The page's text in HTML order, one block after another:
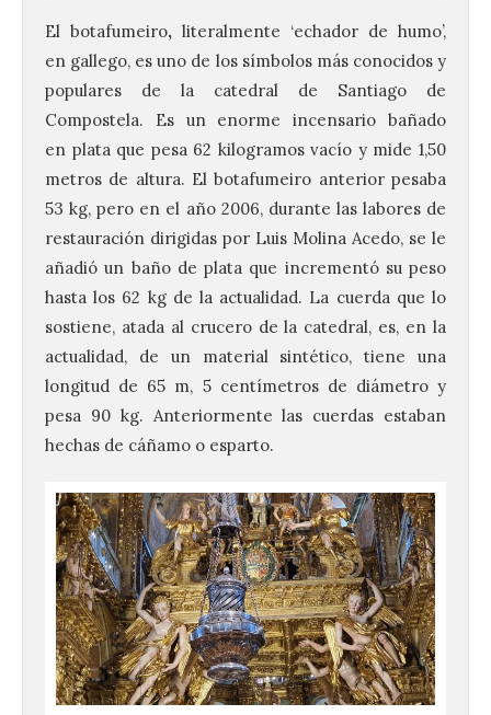
El botafumeiro, literalmente ‘echador de humo’,
en gallego, es uno de los símbolos más conocidos y
populares de la catedral de Santiago de
Compostela. Es un enorme incensario bañado
en plata que pesa 62 kilogramos vacío y mide 1,50
metros de altura. El botafumeiro anterior pesaba
53 kg, pero en el año 2006, durante las labores de
restauración dirigidas por Luis Molina Acedo, se le
añadió un baño de plata que incrementó su peso
hasta los 62 kg de la actualidad. La cuerda que lo
sostiene, atada al crucero de la catedral, es, en la
actualidad, de un material sintético, tiene una
longitud de 65 m, 5 centímetros de diámetro y
pesa 90 kg. Anteriormente las cuerdas estaban
hechas de cáñamo o esparto.